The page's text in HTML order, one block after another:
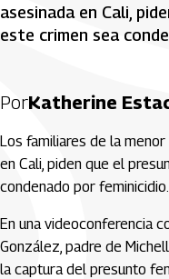
asesinada en Cali,
este crimen sea
PorKatherine
Los familiares de la menor
en Cali, piden que el
condenado por feminicidio.
En una videoconferencia
González, padre de
la captura del presunto